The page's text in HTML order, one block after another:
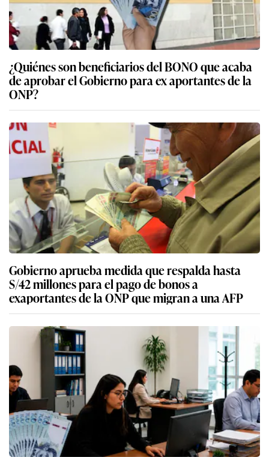
¿Quiénes son beneficiarios del BONO que acaba
de aprobar el Gobierno para ex aportantes de la
ONP?
Gobierno aprueba medida que respalda hasta
S/42 millones para el pago de bonos a
exaportantes de la ONP que migran a una AFP